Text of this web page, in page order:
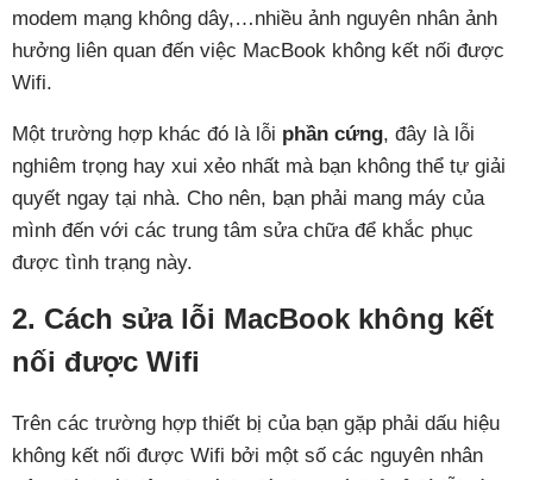
modem mạng không dây,…nhiều ảnh nguyên nhân ảnh
hưởng liên quan đến việc MacBook không kết nối được
Wifi.
Một trường hợp khác đó là lỗi phần cứng, đây là lỗi
nghiêm trọng hay xui xẻo nhất mà bạn không thể tự giải
quyết ngay tại nhà. Cho nên, bạn phải mang máy của
mình đến với các trung tâm sửa chữa để khắc phục
được tình trạng này.
2. Cách sửa lỗi MacBook không kết
nối được Wifi
Trên các trường hợp thiết bị của bạn gặp phải dấu hiệu
không kết nối được Wifi bởi một số các nguyên nhân